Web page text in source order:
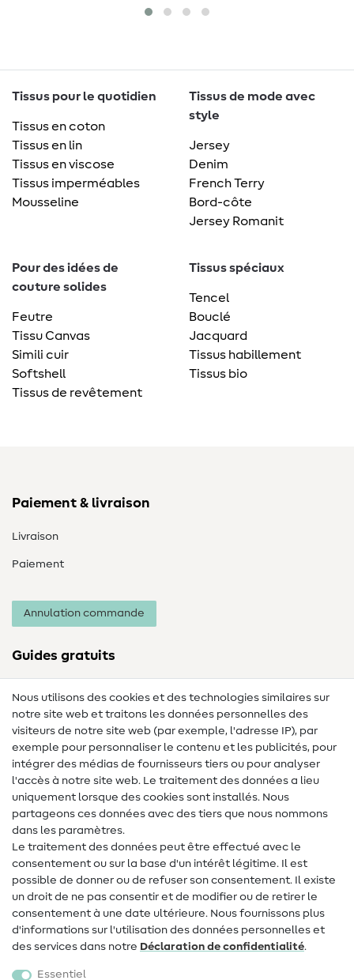
Tissus pour le quotidien
Tissus en coton
Tissus en lin
Tissus en viscose
Tissus imperméables
Mousseline
Tissus de mode avec
style
Jersey
Denim
French Terry
Bord-côte
Jersey Romanit
Pour des idées de
couture solides
Feutre
Tissu Canvas
Simili cuir
Softshell
Tissus de revêtement
Tissus spéciaux
Tencel
Bouclé
Jacquard
Tissus habillement
Tissus bio
Paiement & livraison
Livraison
Paiement
Annulation commande
Guides gratuits
Lexique de couture
Tutos de couture
Aide & contact
Contact
Changement de propriétaire
FAQ
Droit de rétractation
Populaire
Nous utilisons des cookies et des technologies similaires sur
notre site web et traitons les données personnelles des
visiteurs de notre site web (par exemple, l'adresse IP), par
exemple pour personnaliser le contenu et les publicités, pour
intégrer des médias de fournisseurs tiers ou pour analyser
l'accès à notre site web. Le traitement des données a lieu
uniquement lorsque des cookies sont installés. Nous
partageons ces données avec des tiers que nous nommons
dans les paramètres.
Le traitement des données peut être effectué avec le
consentement ou sur la base d'un intérêt légitime. Il est
possible de donner ou de refuser son consentement. Il existe
un droit de ne pas consentir et de modifier ou de retirer le
consentement à une date ultérieure. Nous fournissons plus
d'informations sur l'utilisation des données personnelles et
des services dans notre Déclaration de confidentialité.
Essentiel